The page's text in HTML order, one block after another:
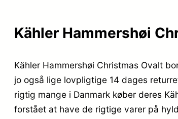
Kähler Hammershøi
Kähler Hammershøi Christmas Ovalt
jo også lige lovpligtige 14 dages
rigtig mange i Danmark køber deres
forstået at have de rigtige varer på